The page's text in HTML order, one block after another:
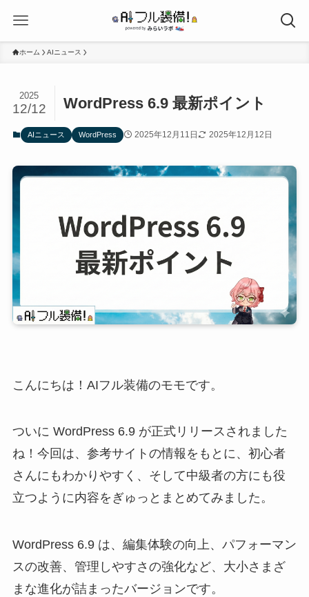
ホーム AIニュース
WordPress 6.9 最新ポイント
2025
12/12
AIニュース WordPress 2025年12月11日 2025年12月12日
こんにちは！AIフル装備のモモです。
ついに WordPress 6.9 が正式リリースされました
ね！今回は、参考サイトの情報をもとに、初心者
さんにもわかりやすく、そして中級者の方にも役
立つように内容をぎゅっとまとめてみました。
WordPress 6.9 は、編集体験の向上、パフォーマン
スの改善、管理しやすさの強化など、大小さまざ
まな進化が詰まったバージョンです。